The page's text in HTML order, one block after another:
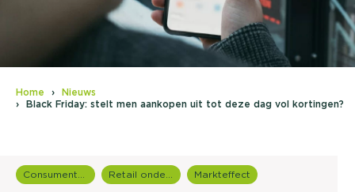
Home
Nieuws
Black Friday: stelt men aankopen uit tot deze dag vol kortingen?
Consumentenonderzoek Retail onderzoek Markteffect